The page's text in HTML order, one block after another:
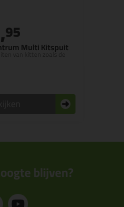
Multi Kitspuit
van kitten zoals de
95
blijven?